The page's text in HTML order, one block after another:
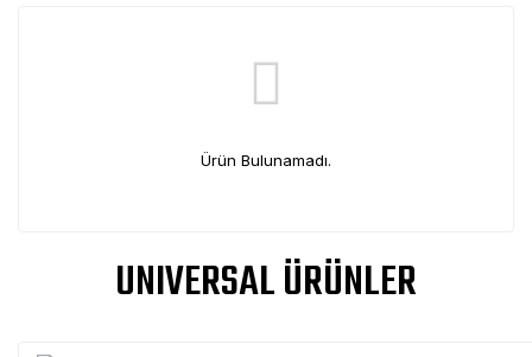
Ürün Bulunamadı.
UNIVERSAL ÜRÜNLER